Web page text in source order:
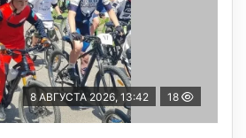
8 АВГУСТА 2026, 13:42 18